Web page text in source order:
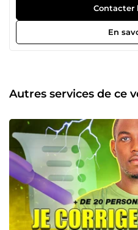
leurs besoins les plus
qualité du résultat final. Mais
laissez-moi vous poser une
le moyen le plus sûr de ruiner
week-ends, vos nuits et
mentale. Et tout cela… pour
nous avons décidé de
en un moment de fierté.
pas pour rédiger, structurer,
thèse qui vous ressemble,
académiques les plus strictes. Voici ce que nous
chez OVR GROUP : ✅ Rédaction de mémoire, de thèse et
de documents universitaires,
rapports de fin de stage, sans
rapports d'alternance, sans
de documents ayant de
Contacter
En
Autres services de ce